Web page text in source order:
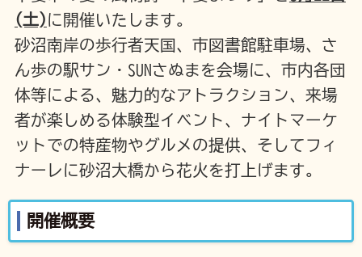
(土) に開催いたします。
砂沼南岸の歩行者天国、市図書館駐車場、さ
ん歩の駅サン・SUNさぬまを会場に、市内各団
体等による、魅力的なアトラクション、来場
者が楽しめる体験型イベント、ナイトマーケ
ットでの特産物やグルメの提供、そしてフィ
ナーレに砂沼大橋から花火を打上げます。
開催概要